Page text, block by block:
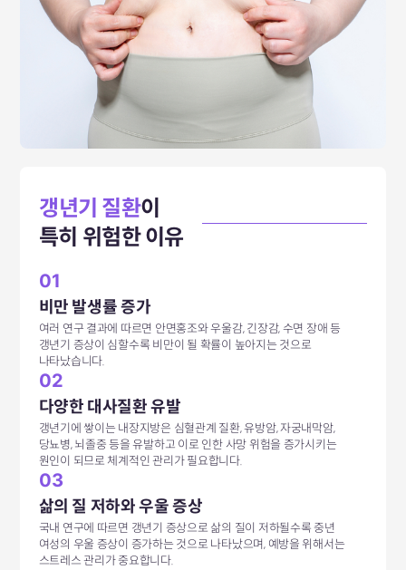
갱년기 질환이
특히 위험한 이유
01
비만 발생률 증가
여러 연구 결과에 따르면 안면홍조와 우울감, 긴장감, 수면 장애 등
갱년기 증상이 심할수록 비만이 될 확률이 높아지는 것으로
나타났습니다.
02
다양한 대사질환 유발
갱년기에 쌓이는 내장지방은 심혈관계 질환, 유방암, 자궁내막암,
당뇨병, 뇌졸중 등을 유발하고 이로 인한 사망 위험을 증가시키는
원인이 되므로 체계적인 관리가 필요합니다.
03
삶의 질 저하와 우울 증상
국내 연구에 따르면 갱년기 증상으로 삶의 질이 저하될수록 중년
여성의 우울 증상이 증가하는 것으로 나타났으며, 예방을 위해서는
스트레스 관리가 중요합니다.